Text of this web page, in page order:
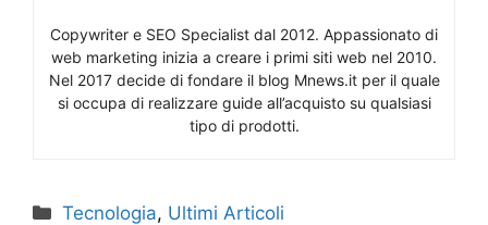
Copywriter e SEO Specialist dal 2012. Appassionato di
web marketing inizia a creare i primi siti web nel 2010.
Nel 2017 decide di fondare il blog Mnews.it per il quale
si occupa di realizzare guide all’acquisto su qualsiasi
tipo di prodotti.
Categorie
Tecnologia, Ultimi Articoli